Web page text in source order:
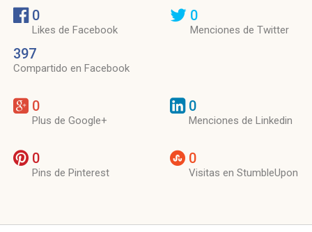
0
Likes de Facebook
397
Compartido en Facebook
0
Menciones de Twitter
0
Plus de Google+
0
Menciones de Linkedin
0
Pins de Pinterest
0
Visitas en StumbleUpon